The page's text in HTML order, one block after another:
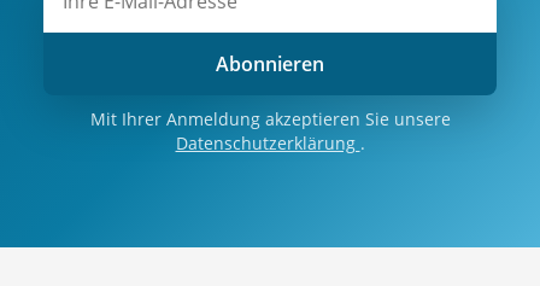
Abonnieren
Mit Ihrer Anmeldung akzeptieren Sie unsere
Datenschutzerklärung .